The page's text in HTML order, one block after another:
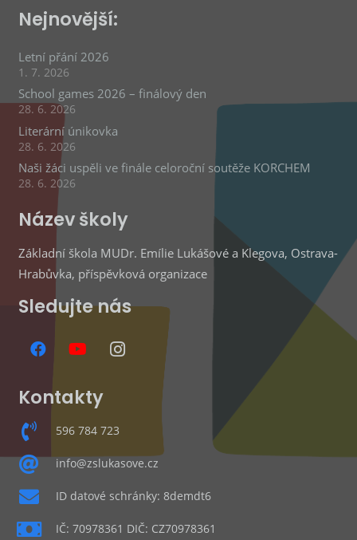
Nejnovější:
Letní přání 2026
1. 7. 2026
School games 2026 – finálový den
28. 6. 2026
Literární únikovka
28. 6. 2026
Naši žáci uspěli ve finále celoroční soutěže KORCHEM
28. 6. 2026
Název školy
Základní škola MUDr. Emílie Lukášové a Klegova, Ostrava-
Hrabůvka, příspěvková organizace
Sledujte nás
Kontakty
596 784 723
info@zslukasove.cz
ID datové schránky: 8demdt6
IČ: 70978361 DIČ: CZ70978361